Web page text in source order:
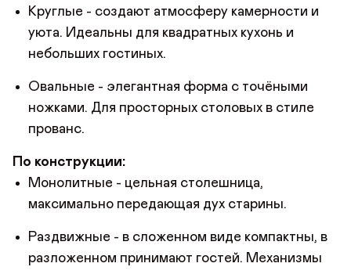
Круглые - создают атмосферу камерности и
уюта. Идеальны для квадратных кухонь и
небольших гостиных.
Овальные - элегантная форма с точёными
ножками. Для просторных столовых в стиле
прованс.
По конструкции:
Монолитные - цельная столешница,
максимально передающая дух старины.
Раздвижные - в сложенном виде компактны, в
разложенном принимают гостей. Механизмы